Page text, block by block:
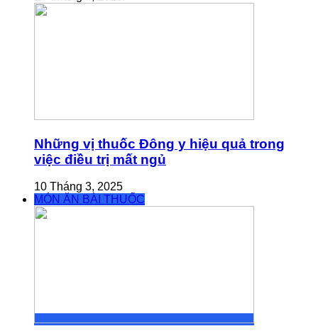
Những vị thuốc Đông y hiệu quả trong
việc điều trị mất ngủ
10 Tháng 3, 2025
MÓN ĂN BÀI THUỐC